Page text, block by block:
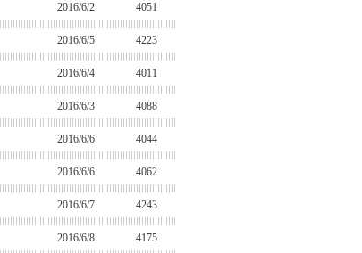
2016/6/2 4051
2016/6/5 4223
2016/6/4 4011
2016/6/3 4088
2016/6/6 4044
2016/6/6 4062
2016/6/7 4243
2016/6/8 4175